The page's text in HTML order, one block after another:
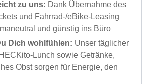
zu uns: Dank Übernahme des
und Fahrrad-/eBike-Leasing
und günstig ins Büro
Dich wohlfühlen: Unser täglicher
Lunch sowie Getränke,
Obst sorgen für Energie, den